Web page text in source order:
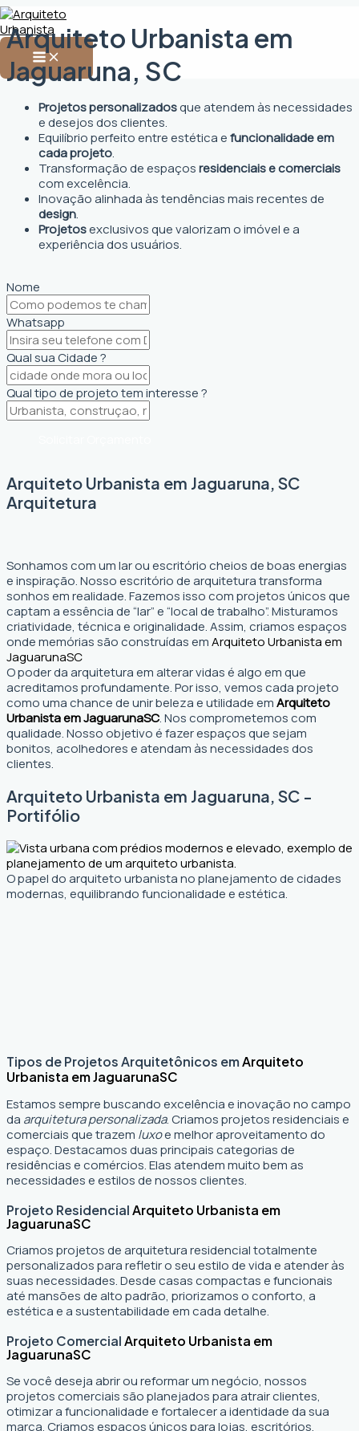
Ir
para
o
conteúdo
Main
Menu
Arquiteto Urbanista em
Jaguaruna, SC
Projetos personalizadosque atendem às necessidades
e desejos dos clientes.
Equilíbrio perfeito entre estética efuncionalidade em
cada projeto.
Transformação de espaçosresidenciais e comerciais
com excelência.
Inovação alinhada às tendências mais recentes de
design.
Projetosexclusivos que valorizam o imóvel e a
experiência dos usuários.
Nome
Whatsapp
Qual sua Cidade ?
Qual tipo de projeto tem interesse ?
Arquiteto Urbanista em Jaguaruna, SC
Arquitetura
Sonhamos com um lar ou escritório cheios de boas energias
e inspiração. Nosso escritório de arquitetura transforma
sonhos em realidade. Fazemos isso com projetos únicos que
captam a essência de “lar” e “local de trabalho”. Misturamos
criatividade, técnica e originalidade. Assim, criamos espaços
onde memórias são construídas emArquiteto Urbanista em
JaguarunaSC
O poder da arquitetura em alterar vidas é algo em que
acreditamos profundamente. Por isso, vemos cada projeto
como uma chance de unir beleza e utilidade emArquiteto
Urbanista em JaguarunaSC. Nos comprometemos com
qualidade. Nosso objetivo é fazer espaços que sejam
bonitos, acolhedores e atendam às necessidades dos
clientes.
Arquiteto Urbanista em Jaguaruna, SC -
Portifólio
O papel do arquiteto urbanista no planejamento de cidades
modernas, equilibrando funcionalidade e estética.
Tipos de Projetos Arquitetônicos emArquiteto
Urbanista em JaguarunaSC
Estamos sempre buscando excelência e inovação no campo
da arquitetura personalizada. Criamos projetos residenciais e
comerciais que trazem luxoe melhor aproveitamento do
espaço. Destacamos duas principais categorias de
residências e comércios. Elas atendem muito bem as
necessidades e estilos de nossos clientes.
Projeto ResidencialArquiteto Urbanista em
JaguarunaSC
Criamos projetos de arquitetura residencial totalmente
personalizados para refletir o seu estilo de vida e atender às
suas necessidades. Desde casas compactas e funcionais
até mansões de alto padrão, priorizamos o conforto, a
estética e a sustentabilidade em cada detalhe.
Projeto ComercialArquiteto Urbanista em
JaguarunaSC
Se você deseja abrir ou reformar um negócio, nossos
projetos comerciais são planejados para atrair clientes,
otimizar a funcionalidade e fortalecer a identidade da sua
marca. Criamos espaços únicos para lojas, escritórios,